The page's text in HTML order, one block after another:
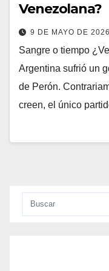
Venezolana?
9 DE MAYO DE 2026
Sangre o tiempo
Argentina sufrió un
de Perón.
creen, el único